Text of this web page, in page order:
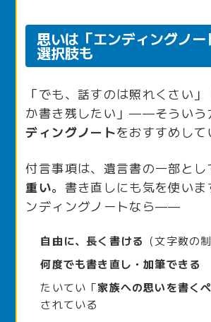
思いは「エンディングノー
選択肢も
「でも、話すのは照れくさい
か書き残したい」——そういう
ディングノートをおすすめして
付言事項は、遺言書の一部とし
重い。書き直しにも気を使いま
ンディングノートなら——
自由に、長く書ける （文字数の
何度でも書き直し・加筆できる
たいてい「家族への思いを書く
されている